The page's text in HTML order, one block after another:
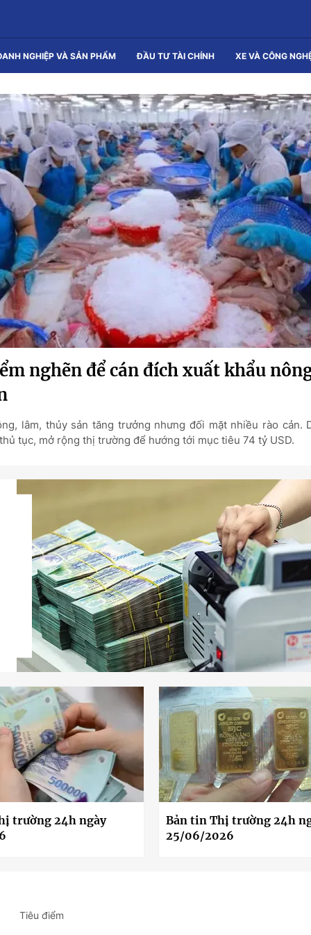
NGHIỆP VÀ SẢN PHẨM ĐẦU TƯ TÀI CHÍNH XE VÀ CÔNG
nghẽn để cán đích xuất khẩu
lâm, thủy sản tăng trưởng nhưng đối mặt nhiều rào cản.
tục, mở rộng thị trường để hướng tới mục tiêu 74 tỷ USD.
trường 24h ngày
Bản tin Thị trường 24h
25/06/2026
Tiêu điểm